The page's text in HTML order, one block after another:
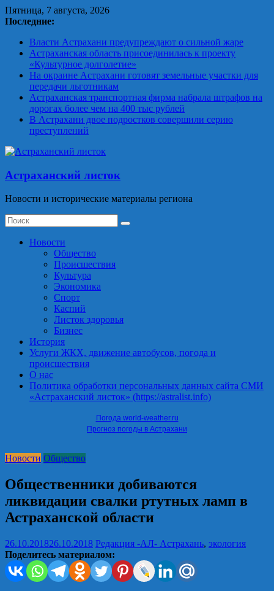
Skip
to
Пятница, 7 августа, 2026
Последние:
Власти Астрахани предупреждают о сильной жаре
Астраханская область присоединилась к проекту
«Культурное долголетие»
На окраине Астрахани готовят земельные участки для
передачи льготникам
Астраханская транспортная фирма набрала штрафов на
дорогах более чем на 400 тыс рублей
В Астрахани двое подростков совершили серию
преступлений
Астраханский листок
Новости и исторические материалы региона
Новости
Общество
Происшествия
Культура
Экономика
Спорт
Каспий
Листок здоровья
Бизнес
История
Услуги ЖКХ, движение автобусов, погода и
происшествия
О нас
Политика обработки персональных данных сайта СМИ
«Астраханский листок» (https://astralist.info)
Погода world-weather.ru
Прогноз погоды в Астрахани
Новости Общество
Общественники добиваются
ликвидации свалки ртутных ламп в
Астраханской области
26.10.201826.10.2018 Редакция -АЛ- Астрахань, экология
Поделитесь материалом: